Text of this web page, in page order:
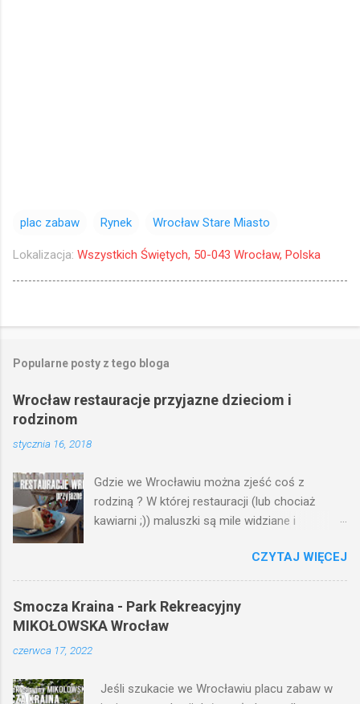
plac zabaw Rynek Wrocław Stare Miasto
Lokalizacja: Wszystkich Świętych, 50-043 Wrocław, Polska
Popularne posty z tego bloga
Wrocław restauracje przyjazne dzieciom i
rodzinom
stycznia 16, 2018
Gdzie we Wrocławiu można zjeść coś z
rodziną ? W której restauracji (lub chociaż
kawiarni ;)) maluszki są mile widziane i
krzesełko do karmienia, przewijak lub dziecięce
menu ?
CZYTAJ WIĘCEJ
Smocza Kraina - Park Rekreacyjny
MIKOŁOWSKA Wrocław
czerwca 17, 2022
Jeśli szukacie we Wrocławiu placu zabaw w